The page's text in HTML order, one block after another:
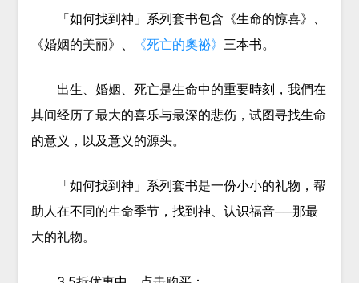
「如何找到神」系列套书包含《生命的惊喜》、
《婚姻的美丽》、
《死亡的奧祕》 三本书。
出生、婚姻、死亡是生命中的重要時刻，我們在
其间经历了最大的喜乐与最深的悲伤，试图寻找生命
的意义，以及意义的源头。
「如何找到神」系列套书是一份小小的礼物，帮
助人在不同的生命季节，找到神、认识福音──那最
大的礼物。